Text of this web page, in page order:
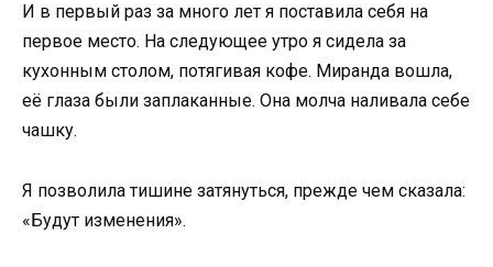
И в первый раз за много лет я поставила себя на
первое место. На следующее утро я сидела за
кухонным столом, потягивая кофе. Миранда вошла,
её глаза были заплаканные. Она молча наливала себе
чашку.
Я позволила тишине затянуться, прежде чем сказала:
«Будут изменения».